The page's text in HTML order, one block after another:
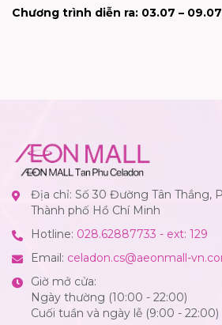
Chương trình diễn ra: 03.07 –
Địa chỉ: Số 30 Đường Tân Thắng,
Thành phố Hồ Chí Minh
Hotline: 028.62887733 - ext: 129
Email: celadon.cs@aeonmall-
Giờ mở cửa:
Ngày thường (10:00 - 22:00)
Cuối tuần và ngày lễ (9:00 - 22:00)